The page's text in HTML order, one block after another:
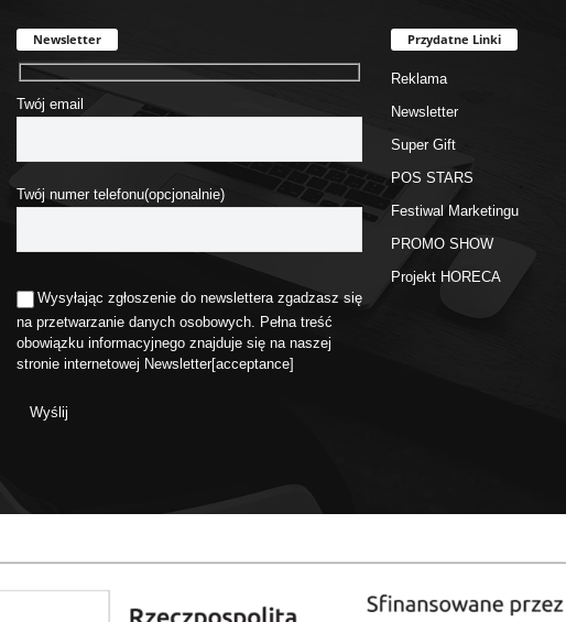
Newsletter
Twój email
Twój numer telefonu(opcjonalnie)
Wysyłając zgłoszenie do newslettera zgadzasz się
na przetwarzanie danych osobowych. Pełna treść
obowiązku informacyjnego znajduje się na naszej
stronie internetowej Newsletter[acceptance]
Przydatne Linki
Reklama
Newsletter
Super Gift
POS STARS
Festiwal Marketingu
PROMO SHOW
Projekt HORECA